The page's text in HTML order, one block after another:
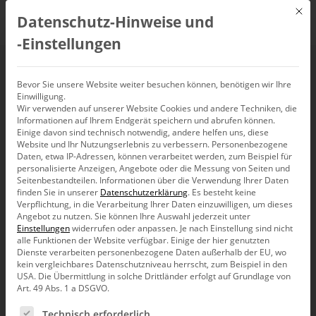
Analysen:
Torschusspanik
Mit einigen Überraschungen ging die Vorrunde der
Fußball-WM 2018 zu Ende. Verwenden wir doch
einfach DeltaMaster, um die bisherigen Resultate
übersichtlich und einprägsam darzustellen und
auszuwerten!
Mit den Spielen in der Gruppe G endete am 28.6.2018 die
Vorrunde der Fußball-WM 2018. In insgesamt 48 Spielen
kassiert, und das bei 1156 Schüssen!
Mit
Datenschutz-Hinweise und
‑Einstellungen
Bevor Sie unsere Website weiter besuchen können, benötigen wir Ihre
Einwilligung.
Wir verwenden auf unserer Website Cookies und andere Techniken, die
Informationen auf Ihrem Endgerät speichern und abrufen können.
Einige davon sind technisch notwendig, andere helfen uns, diese
Website und Ihr Nutzungserlebnis zu verbessern. Personenbezogene
Daten, etwa IP-Adressen, können verarbeitet werden, zum Beispiel für
personalisierte Anzeigen, Angebote oder die Messung von Seiten und
Seitenbestandteilen. Informationen über die Verwendung Ihrer Daten
finden Sie in unserer Datenschutzerklärung. Es besteht keine
Verpflichtung, in die Verarbeitung Ihrer Daten einzuwilligen, um dieses
Angebot zu nutzen.Sie können Ihre Auswahl jederzeit unter
Einstellungenwiderrufen oder anpassen. Je nach Einstellung sind nicht
alle Funktionen der Website verfügbar. Einige der hier genutzten
Dienste verarbeiten personenbezogene Daten außerhalb der EU, wo
kein vergleichbares Datenschutzniveau herrscht, zum Beispiel in den
USA. Die Übermittlung in solche Drittländer erfolgt auf Grundlage von
Art. 49 Abs. 1 a DSGVO.
Es folgt eine Liste der Service-Gruppen, für die eine